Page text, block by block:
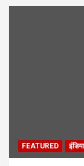
FEATURED इंडिया